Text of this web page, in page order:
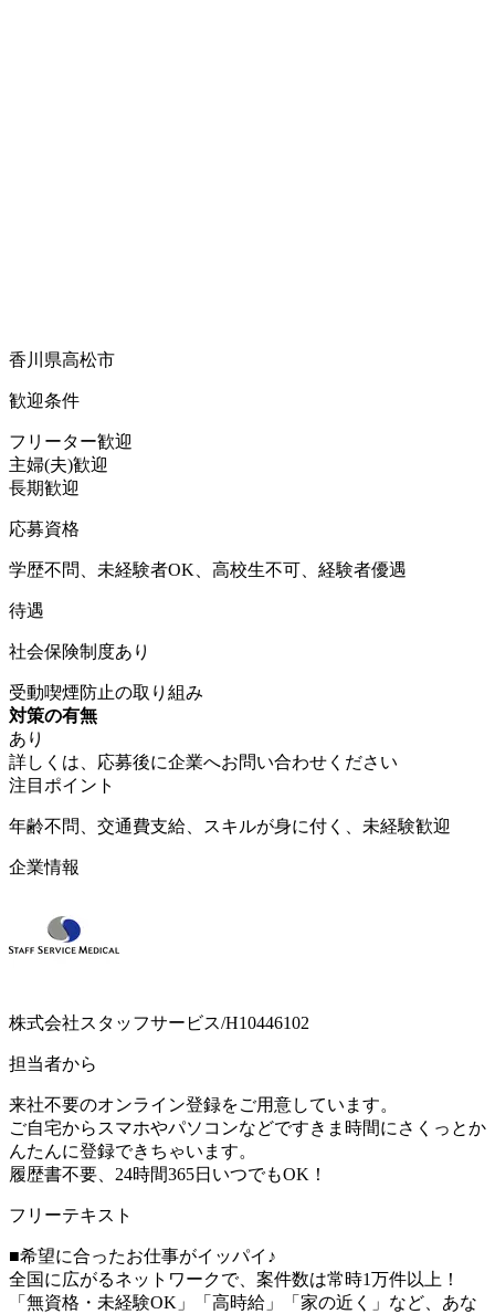
香川県高松市
歓迎条件
フリーター歓迎
主婦(夫)歓迎
長期歓迎
応募資格
学歴不問、未経験者OK、高校生不可、経験者優遇
待遇
社会保険制度あり
受動喫煙防止の取り組み
対策の有無
あり
詳しくは、応募後に企業へお問い合わせください
注目ポイント
年齢不問、交通費支給、スキルが身に付く、未経験歓迎
企業情報
株式会社スタッフサービス/H10446102
担当者から
来社不要のオンライン登録をご用意しています。
ご自宅からスマホやパソコンなどですきま時間にさくっとか
んたんに登録できちゃいます。
履歴書不要、24時間365日いつでもOK！
フリーテキスト
■希望に合ったお仕事がイッパイ♪
全国に広がるネットワークで、案件数は常時1万件以上！
「無資格・未経験OK」「高時給」「家の近く」など、あな